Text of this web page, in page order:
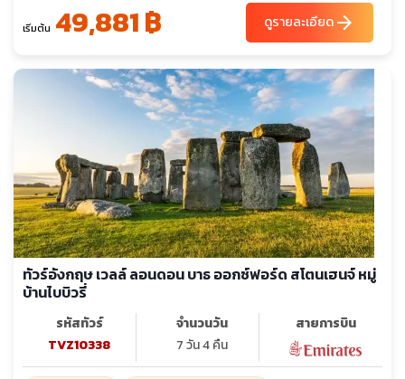
เริ่มต้น 49,881 ฿ ดูรายละเอียดarrow_forward
ทัวร์อังกฤษ เวลล์ ลอนดอน บาธ ออกซ์ฟอร์ด สโตนเฮนจ์ หมู่
บ้านไบบิวรี่
รหัสทัวร์
TVZ10338
จำนวนวัน
7 วัน 4 คืน
สายการบิน